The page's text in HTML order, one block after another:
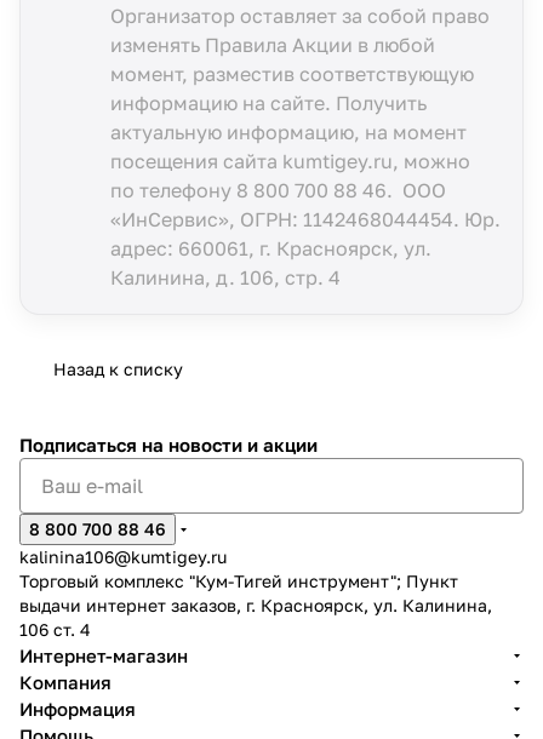
Организатор оставляет за собой право
изменять Правила Акции в любой
момент, разместив соответствующую
информацию на сайте. Получить
актуальную информацию, на момент
посещения сайта kumtigey.ru, можно
по телефону 8 800 700 88 46. ООО
«ИнСервис», ОГРН: 1142468044454. Юр.
адрес: 660061, г. Красноярск, ул.
Калинина, д. 106, стр. 4
Назад к списку
Подписаться на новости и акции
8 800 700 88 46
kalinina106@kumtigey.ru
Торговый комплекс "Кум-Тигей инструмент"; Пункт
выдачи интернет заказов, г. Красноярск, ул. Калинина,
106 ст. 4
Интернет-магазин
Компания
Информация